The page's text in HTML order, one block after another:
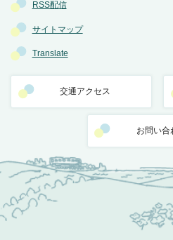
RSS配信
サイトマップ
Translate
交通アクセス
お問い合